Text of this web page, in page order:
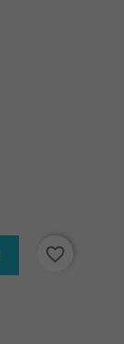
favorite_border